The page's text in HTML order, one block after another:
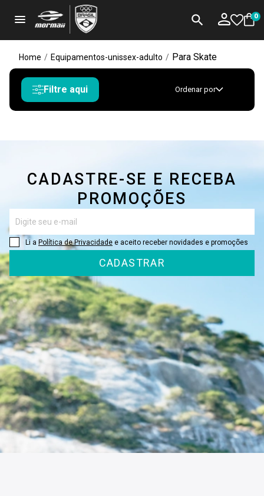
menu search 0
Home / Equipamentos-unissex-adulto / Para Skate
Filtre aqui Ordenar por
CADASTRE-SE E RECEBA
PROMOÇÕES
Li a Política de Privacidade e aceito receber novidades e promoções
CADASTRAR